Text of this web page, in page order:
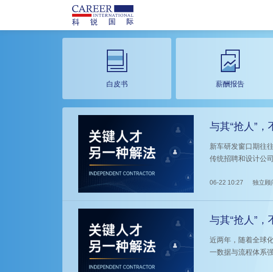
白皮书 薪酬报告
与其“抢人”，
新车研发窗口期往
传统招聘和设计公
06-22 10:27 独立顾
与其“抢人”，
近两年，随着全球
一数据与流程体系